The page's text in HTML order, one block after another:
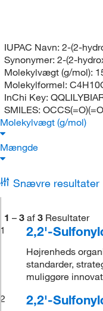
IUPAC Navn: 2-(2-
Synonymer: 2-(2-
Molekylvægt (g/mol):
Molekylformel:
InChi Key:
SMILES:
Molekylvægt (g/mol)
Mængde
Snævre resultater
1 – 3 af 3 Resultater
1
2,2'-
Højrenheds
standarder,
muliggøre
2
2,2'-